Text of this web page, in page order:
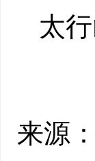
太
来源